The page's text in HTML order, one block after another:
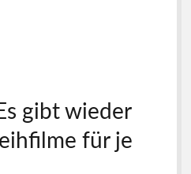
gibt wieder
für je